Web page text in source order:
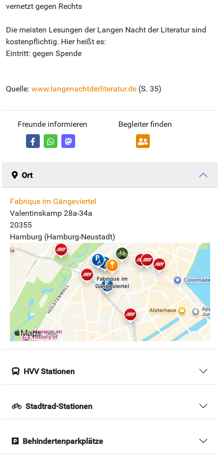
vernetzt gegen Rechts
Die meisten Lesungen der Langen Nacht der Literatur sind
kostenpflichtig. Hier heißt es:
Eintritt: gegen Spende
Quelle: www.langenachtderliteratur.de (S. 35)
Freunde informieren Begleiter finden
Ort
Fabrique im Gängeviertel
Valentinskamp 28a-34a
20355
Hamburg (Hamburg-Neustadt)
HVV Stationen
Stadtrad-Stationen
Behindertenparkplätze